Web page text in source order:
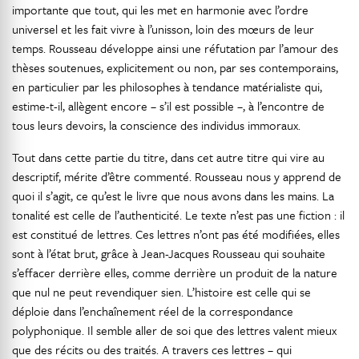
importante que tout, qui les met en harmonie avec l’ordre
universel et les fait vivre à l’unisson, loin des mœurs de leur
temps. Rousseau développe ainsi une réfutation par l’amour des
thèses soutenues, explicitement ou non, par ses contemporains,
en particulier par les philosophes à tendance matérialiste qui,
estime-t-il, allègent encore – s’il est possible –, à l’encontre de
tous leurs devoirs, la conscience des individus immoraux.
Tout dans cette partie du titre, dans cet autre titre qui vire au
descriptif, mérite d’être commenté. Rousseau nous y apprend de
quoi il s’agit, ce qu’est le livre que nous avons dans les mains. La
tonalité est celle de l’authenticité. Le texte n’est pas une fiction : il
est constitué de lettres. Ces lettres n’ont pas été modifiées, elles
sont à l’état brut, grâce à Jean-Jacques Rousseau qui souhaite
s’effacer derrière elles, comme derrière un produit de la nature
que nul ne peut revendiquer sien. L’histoire est celle qui se
déploie dans l’enchaînement réel de la correspondance
polyphonique. Il semble aller de soi que des lettres valent mieux
que des récits ou des traités. A travers ces lettres – qui